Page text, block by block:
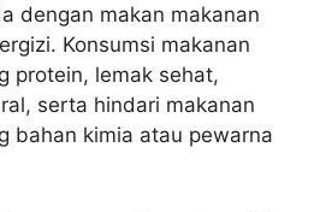
dengan makan makanan
Konsumsi makanan
protein, lemak sehat,
serta hindari makanan
bahan kimia atau pewarna